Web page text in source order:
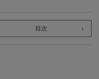
目次